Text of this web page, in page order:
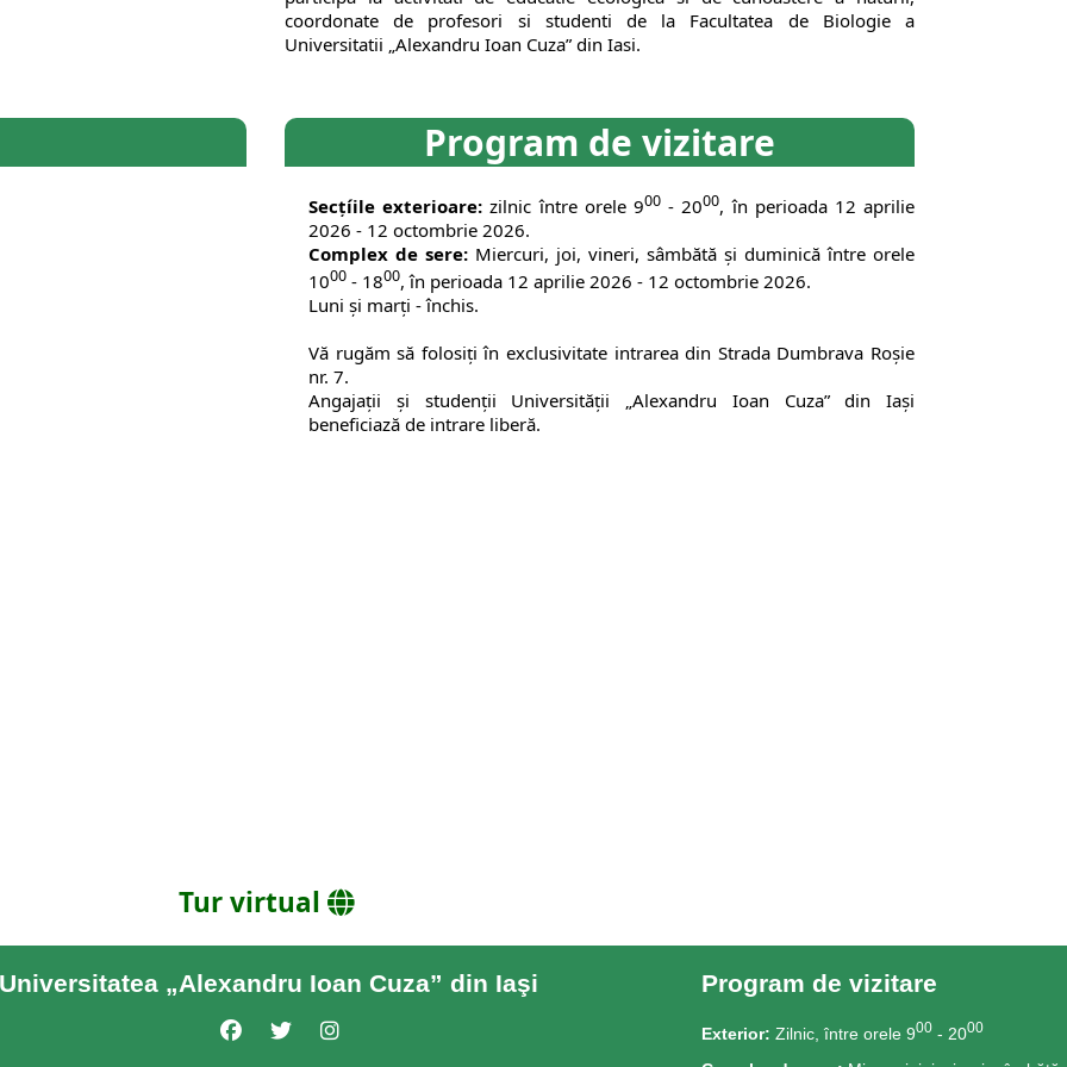
coordonate de profesori si studenti de la Facultatea de Biologie a
Universitatii „Alexandru Ioan Cuza” din Iasi.
Program de vizitare
Secțíile exterioare: zilnic între orele 900 - 2000, în perioada 12 aprilie
2026 - 12 octombrie 2026.
Complex de sere: Miercuri, joi, vineri, sâmbătă şi duminică între orele
1000 - 1800, în perioada 12 aprilie 2026 - 12 octombrie 2026.
Luni şi marţi - închis.
Vă rugăm să folosiţi în exclusivitate intrarea din Strada Dumbrava Roşie
nr. 7.
Angajaţii şi studenţii Universităţii „Alexandru Ioan Cuza” din Iaşi
beneficiază de intrare liberă.
Tur virtual
Universitatea „Alexandru Ioan Cuza” din Iaşi Program de vizitare
Exterior: Zilnic, între orele 900 - 2000